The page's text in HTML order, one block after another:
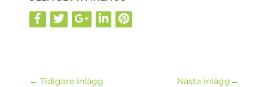
← Tidigare inlägg Nästa inlägg→